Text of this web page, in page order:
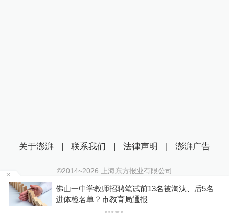
佛山一中学教师招聘笔试前13名被淘汰、后5名
进体检名单？市教育局通报
关于澎湃 | 联系我们 | 法律声明 | 澎湃广告
©2014~2026 上海东方报业有限公司
沪ICP证：沪B2-20170116 | 沪ICP备14003370号
互联网新闻信息服务许可证：31120170006
沪公网安备 31010602000299号